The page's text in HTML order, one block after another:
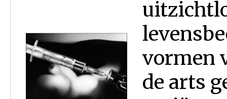
vormen
de arts